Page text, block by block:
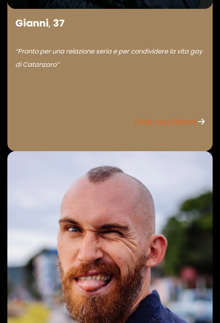
Gianni, 37
“Pronto per una relazione seria e per condividere la vita gay
di Catanzaro”
Chat con Gianni